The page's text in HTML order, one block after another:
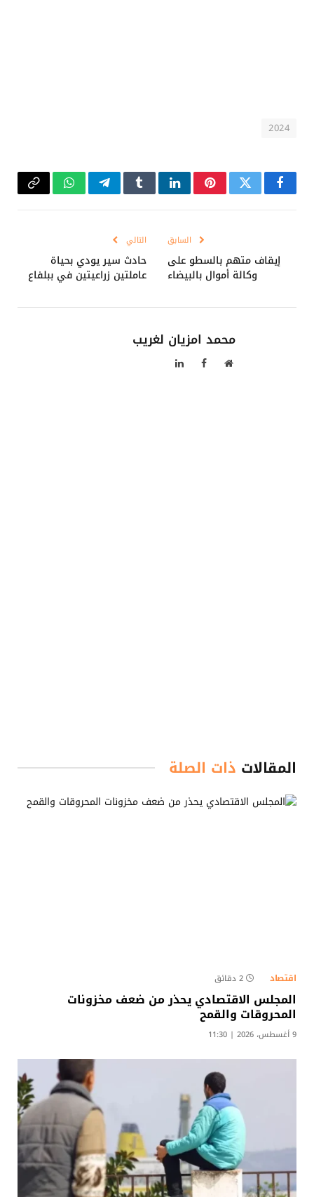
2024
فيسبوكتويتر بينتيريستلينكدإنTumblrتيلقرامواتسابCopy
السابق
إيقاف متهم بالسطو على
وكالة أموال بالبيضاء
التالي
حادث سير يودي بحياة
عاملتين زراعيتين في ببلفاع
محمد امزيان لغريب
موقع فيسبوكلينكدإن
المقالات ذات الصلة
اقتصاد 2 دقائق
المجلس الاقتصادي يحذر من ضعف مخزونات
المحروقات والقمح
9 أغسطس، 2026 | 11:30